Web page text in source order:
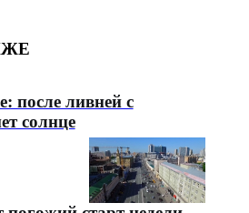
после ливней с
солнце